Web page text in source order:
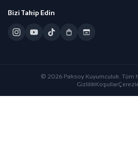
Bizi Takip Edin
© 2026 Paksoy Kuyumculuk. Tüm
GizlilikKoşullar